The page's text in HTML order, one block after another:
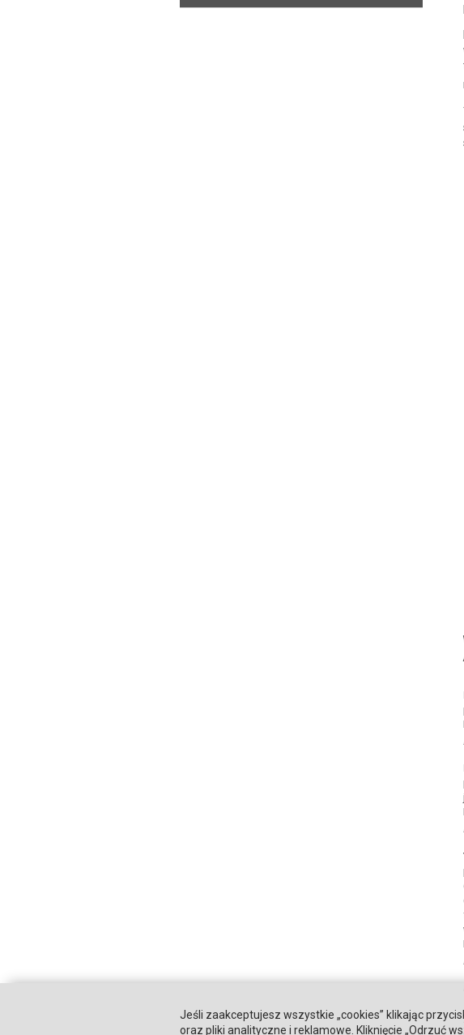
Jeśli zaakceptujesz wszystkie „cookies” klikając
oraz pliki analityczne i reklamowe. Kliknięcie „Odrzuć